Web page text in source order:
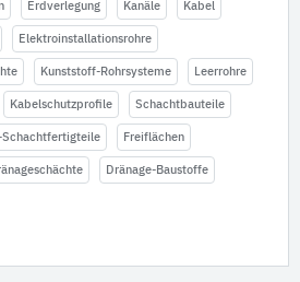
Erdverlegung Kanäle Kabel
Elektroinstallationsrohre
Kunststoff-Rohrsysteme Leerrohre
Kabelschutzprofile Schachtbauteile
Schachtfertigteile Freiflächen
Dränage-Baustoffe